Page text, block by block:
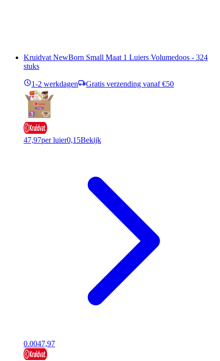
Kruidvat NewBorn Small Maat 1 Luiers Volumedoos - 324
stuks
1-2 werkdagen Gratis verzending vanaf €50
47,97per luier0,15Bekijk
0.0047,97